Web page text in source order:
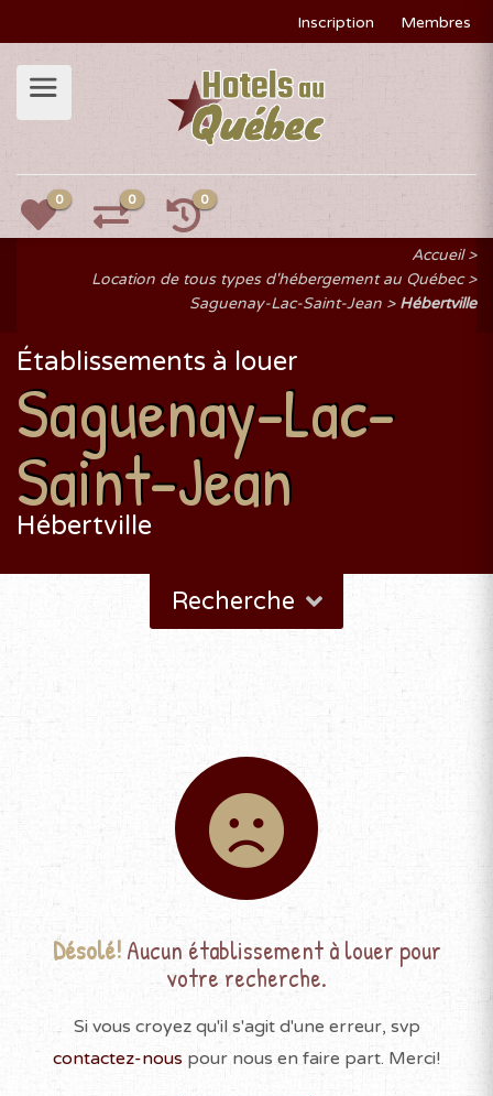
Inscription Membres
0 0 0
Accueil
Location de tous types d'hébergement au Québec
Saguenay-Lac-Saint-Jean
Hébertville
Établissements à louer
Saguenay-Lac-
Saint-Jean
Hébertville
Recherche
Désolé!Aucun établissement à louer pour
votre recherche.
Si vous croyez qu'il s'agit d'une erreur, svp
contactez-nous pour nous en faire part. Merci!